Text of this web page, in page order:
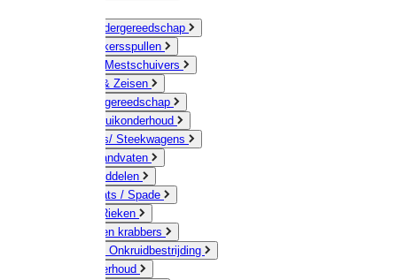
Hand-/ Kindergereedschap
Stratenmakersspullen
Sneeuw- / Mestschuivers
Baggeren & Zeisen
Elektrisch gereedschap
Boom / Struikonderhoud
Kruiwagens/ Steekwagens
Stelen / Handvaten
Tuinhulpmiddelen
Schop / Bats / Spade
Vorken & Rieken
Cultivator en krabbers
Schoffels / Onkruidbestrijding
Gazononderhoud